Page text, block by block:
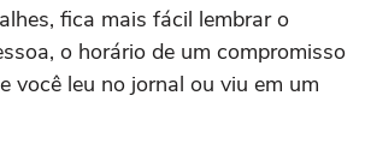
fica mais fácil lembrar o
o horário de um compromisso
você leu no jornal ou viu em um